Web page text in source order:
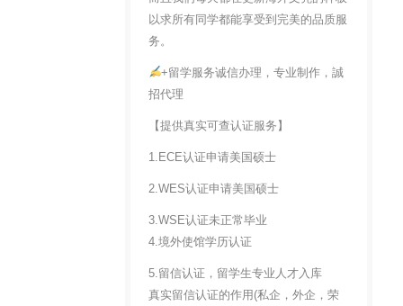
以求所有同学都能享受到完美的品质服
务。
+留学服务诚信办理，专业制作，誠
招代理
【提供真实可查认证服务】
1.ECE认证申请美国硕士
2.WES认证申请美国硕士
3.WSE认证未正常毕业
4.境外使馆学历认证
5.留信认证，留学生专业人才入库
真实留信认证的作用(私企，外企，荣